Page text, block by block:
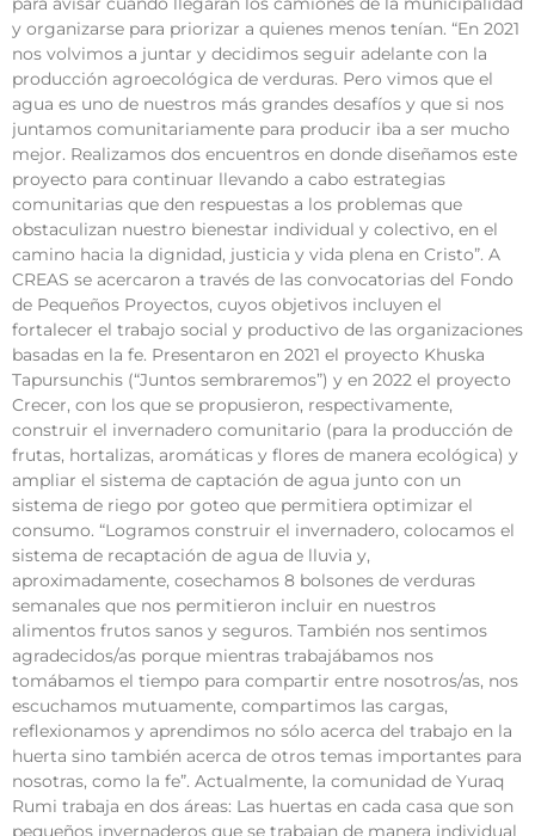
y organizarse para priorizar a quienes menos tenían. “En 2021
nos volvimos a juntar y decidimos seguir adelante con la
producción agroecológica de verduras. Pero vimos que el
agua es uno de nuestros más grandes desafíos y que si nos
juntamos comunitariamente para producir iba a ser mucho
mejor. Realizamos dos encuentros en donde diseñamos este
proyecto para continuar llevando a cabo estrategias
comunitarias que den respuestas a los problemas que
obstaculizan nuestro bienestar individual y colectivo, en el
camino hacia la dignidad, justicia y vida plena en Cristo”. A
CREAS se acercaron a través de las convocatorias del Fondo
de Pequeños Proyectos, cuyos objetivos incluyen el
fortalecer el trabajo social y productivo de las organizaciones
basadas en la fe. Presentaron en 2021 el proyecto Khuska
Tapursunchis (“Juntos sembraremos”) y en 2022 el proyecto
Crecer, con los que se propusieron, respectivamente,
construir el invernadero comunitario (para la producción de
frutas, hortalizas, aromáticas y flores de manera ecológica) y
ampliar el sistema de captación de agua junto con un
sistema de riego por goteo que permitiera optimizar el
consumo. “Logramos construir el invernadero, colocamos el
sistema de recaptación de agua de lluvia y,
aproximadamente, cosechamos 8 bolsones de verduras
semanales que nos permitieron incluir en nuestros
alimentos frutos sanos y seguros. También nos sentimos
agradecidos/as porque mientras trabajábamos nos
tomábamos el tiempo para compartir entre nosotros/as, nos
escuchamos mutuamente, compartimos las cargas,
reflexionamos y aprendimos no sólo acerca del trabajo en la
huerta sino también acerca de otros temas importantes para
nosotras, como la fe”. Actualmente, la comunidad de Yuraq
Rumi trabaja en dos áreas: Las huertas en cada casa que son
pequeños invernaderos que se trabajan de manera individual